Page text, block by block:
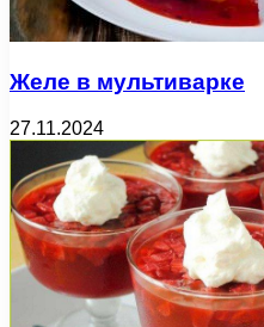
Желе в мультиварке
27.11.2024